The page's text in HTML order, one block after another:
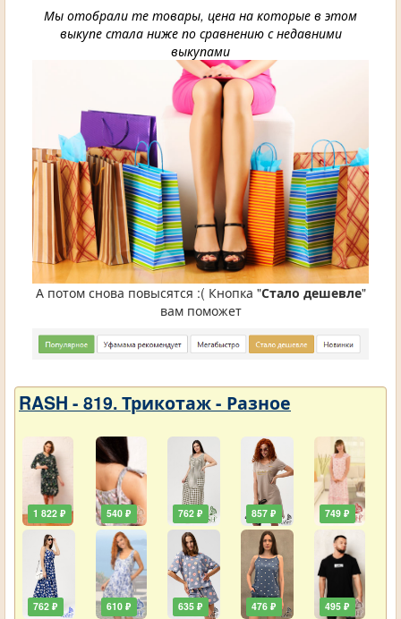
Мы отобрали те товары, цена на которые в этом
выкупе стала ниже по сравнению с недавними
выкупами
А потом снова повысятся :( Кнопка "Стало дешевле"
вам поможет
RASH - 819. Трикотаж - Разное
1 822 ₽
762 ₽
540 ₽
610 ₽
762 ₽
635 ₽
857 ₽
476 ₽
749 ₽
495 ₽